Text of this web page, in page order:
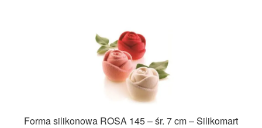
Forma silikonowa ROSA 145 – śr. 7 cm – Silikomart